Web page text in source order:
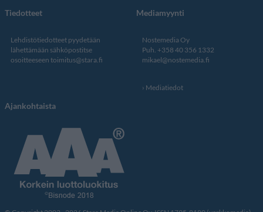
Tiedotteet
Lehdistötiedotteet pyydetään
lähettämään sähköpostitse
osoitteeseen toimitus@stara.fi
Mediamyynti
Nostemedia Oy
Puh. +358 40 356 1332
mikael@nostemedia.fi
Mediatiedot
Ajankohtaista